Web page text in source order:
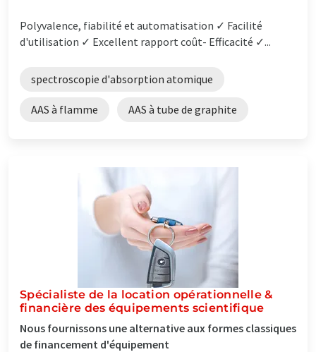
Polyvalence, fiabilité et automatisation ✓ Facilité
d'utilisation ✓ Excellent rapport coût- Efficacité ✓...
spectroscopie d'absorption atomique
AAS à flamme AAS à tube de graphite
Spécialiste de la location opérationnelle &
financière des équipements scientifique
Nous fournissons une alternative aux formes classiques
de financement d'équipement